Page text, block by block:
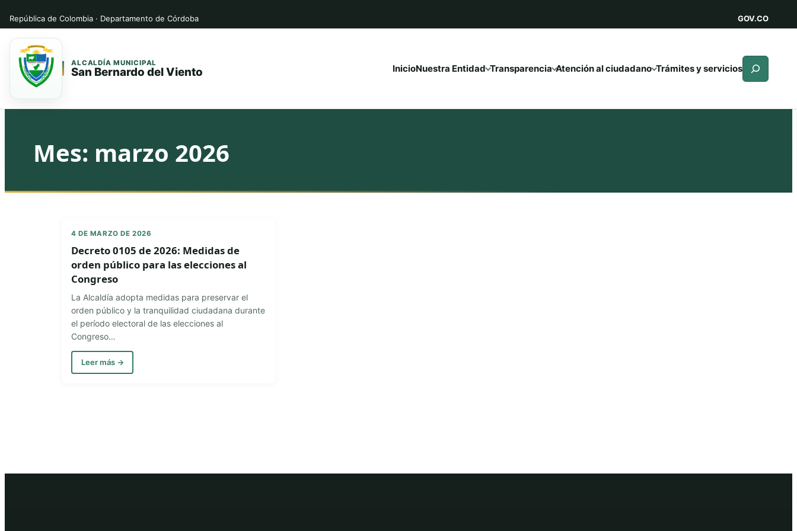
Saltar
principal
Saltar
República de Colombia · Departamento de Córdoba GOV.CO
ALCALDÍA MUNICIPAL
San Bernardo del Viento InicioNuestra Entidad Transparencia Atención al ciudadano Trámites y servicios Buscar
Mes: marzo 2026
4 DE MARZO DE 2026
Decreto 0105 de 2026: Medidas de
orden público para las elecciones al
Congreso
La Alcaldía adopta medidas para preservar el
orden público y la tranquilidad ciudadana durante
el período electoral de las elecciones al
Congreso…
Leer más →